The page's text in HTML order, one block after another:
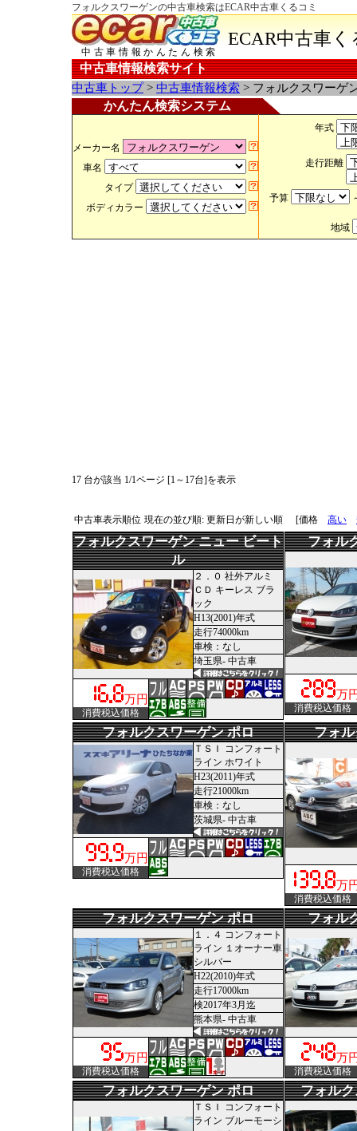
フォルクスワーゲンの中古車検索はECAR中古車くるコミ
中古車情報かんたん検索
ECAR中古車
中古車情報検索サイト
中古車トップ> 中古車情報検索 > フォルクスワーゲ
かんたん検索システム
メーカー名
車名
タイプ
ボディカラー
年式
走行距離
予算
地域
17 台が該当 1/1ページ [1～17台]を表示
中古車表示順位 現在の並び順: 更新日が新しい順 [価格 高い
フォルクスワーゲン ニュー ビート
ル
２．０ 社外アルミ
ＣＤ キーレス ブラ
ック
H13(2001)年式
走行74000km
車検：なし
埼玉県- 中古車
万円
消費税込価格
フォル
万
消費税込価格
フォルクスワーゲン ポロ
ＴＳＩ コンフォート
ライン ホワイト
H23(2011)年式
走行21000km
車検：なし
茨城県- 中古車
万円
消費税込価格
フォ
万
消費税込価格
フォルクスワーゲン ポロ
１．４ コンフォート
ライン １オーナー車
シルバー
H22(2010)年式
走行17000km
検2017年3月迄
熊本県- 中古車
万円
消費税込価格
フォル
万
消費税込価格
フォルクスワーゲン ポロ
ＴＳＩ コンフォート
ライン ブルーモーシ
フォル